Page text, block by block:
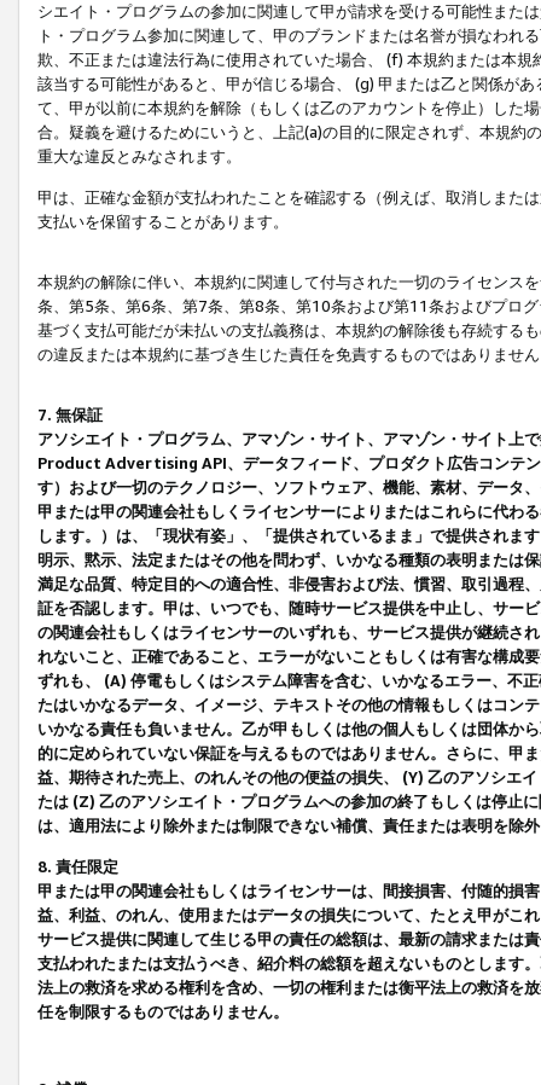
シエイト・プログラムの参加に関連して甲が請求を受ける可能性また
ト・プログラム参加に関連して、甲のブランドまたは名誉が損なわれ
欺、不正または違法行為に使用されていた場合、 (f) 本規約または本
該当する可能性があると、甲が信じる場合、 (g) 甲または乙と関係が
て、甲が以前に本規約を解除（もしくは乙のアカウントを停止）した
合。疑義を避けるためにいうと、上記(a)の目的に限定されず、本規
重大な違反とみなされます。
甲は、正確な金額が支払われたことを確認する（例えば、取消しまた
支払いを保留することがあります。
本規約の解除に伴い、本規約に関連して付与された一切のライセンス
条、第5条、第6条、第7条、第8条、第10条および第11条およびプロ
基づく支払可能だが未払いの支払義務は、本規約の解除後も存続する
の違反または本規約に基づき生じた責任を免責するものではありませ
7. 無保証
アソシエイト・プログラム、アマゾン・サイト、アマゾン・サイト上
Product Advertising API、データフィード、プロダクト広告コンテ
す）および一切のテクノロジー、ソフトウェア、機能、素材、データ
甲または甲の関連会社もしくライセンサーによりまたはこれらに代わ
します。）は、「現状有姿」、「提供されているまま」で提供されま
明示、黙示、法定またはその他を問わず、いかなる種類の表明または
満足な品質、特定目的への適合性、非侵害および法、慣習、取引過程
証を否認します。甲は、いつでも、随時サービス提供を中止し、サー
の関連会社もしくはライセンサーのいずれも、サービス提供が継続さ
れないこと、正確であること、エラーがないこともしくは有害な構成
ずれも、 (A) 停電もしくはシステム障害を含む、いかなるエラー、不
たはいかなるデータ、イメージ、テキストその他の情報もしくはコン
いかなる責任も負いません。乙が甲もしくは他の個人もしくは団体か
的に定められていない保証を与えるものではありません。さらに、甲
益、期待された売上、のれんその他の便益の損失、 (Y) 乙のアソシエ
たは (Z) 乙のアソシエイト・プログラムへの参加の終了もしくは停止
は、適用法により除外または制限できない補償、責任または表明を除
8. 責任限定
甲または甲の関連会社もしくはライセンサーは、間接損害、付随的損
益、利益、のれん、使用またはデータの損失について、たとえ甲がこ
サービス提供に関連して生じる甲の責任の総額は、最新の請求または
支払われたまたは支払うべき、紹介料の総額を超えないものとします
法上の救済を求める権利を含め、一切の権利または衡平法上の救済を
任を制限するものではありません。